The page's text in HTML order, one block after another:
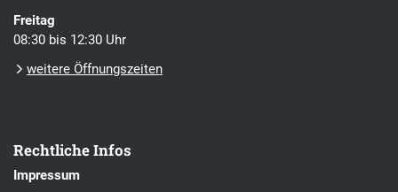
Freitag
08:30 bis 12:30 Uhr
weitere Öffnungszeiten
Rechtliche Infos
Impressum